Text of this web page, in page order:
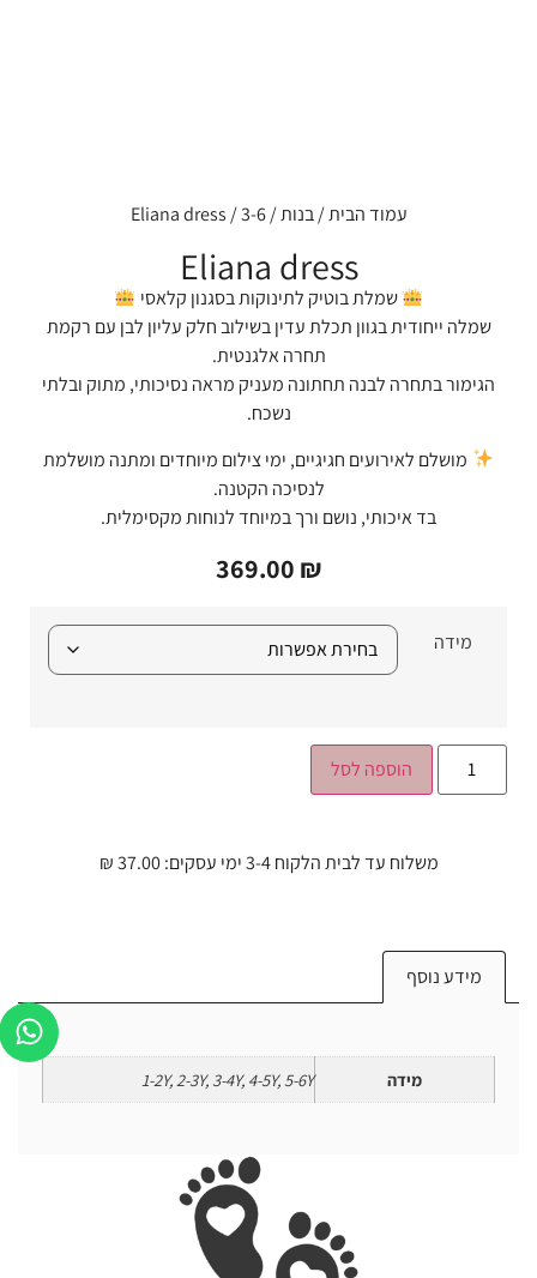
עמוד הבית/בנות/
3-6
/ Eliana dress
Eliana dress
שמלת בוטיק לתינוקות בסגנון קלאסי
שמלה ייחודית בגוון תכלת עדין בשילוב חלק עליון לבן עם רקמת
תחרה אלגנטית.
הגימור בתחרה לבנה תחתונה מעניק מראה נסיכותי, מתוק ובלתי
נשכח.
מושלם לאירועים חגיגיים, ימי צילום מיוחדים ומתנה מושלמת
לנסיכה הקטנה.
בד איכותי, נושם ורך במיוחד לנוחות מקסימלית.
369.00₪
מידה
הוספה לסל
משלוח עד לבית הלקוח 3-4 ימי עסקים: 37.00 ₪
מידע נוסף
מידה 1-2Y, 2-3Y, 3-4Y, 4-5Y, 5-6Y